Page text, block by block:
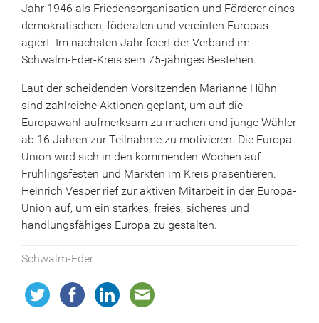
Jahr 1946 als Friedensorganisation und Förderer eines
demokratischen, föderalen und vereinten Europas
agiert. Im nächsten Jahr feiert der Verband im
Schwalm-Eder-Kreis sein 75-jähriges Bestehen.
Laut der scheidenden Vorsitzenden Marianne Hühn
sind zahlreiche Aktionen geplant, um auf die
Europawahl aufmerksam zu machen und junge Wähler
ab 16 Jahren zur Teilnahme zu motivieren. Die Europa-
Union wird sich in den kommenden Wochen auf
Frühlingsfesten und Märkten im Kreis präsentieren.
Heinrich Vesper rief zur aktiven Mitarbeit in der Europa-
Union auf, um ein starkes, freies, sicheres und
handlungsfähiges Europa zu gestalten.
Schwalm-Eder